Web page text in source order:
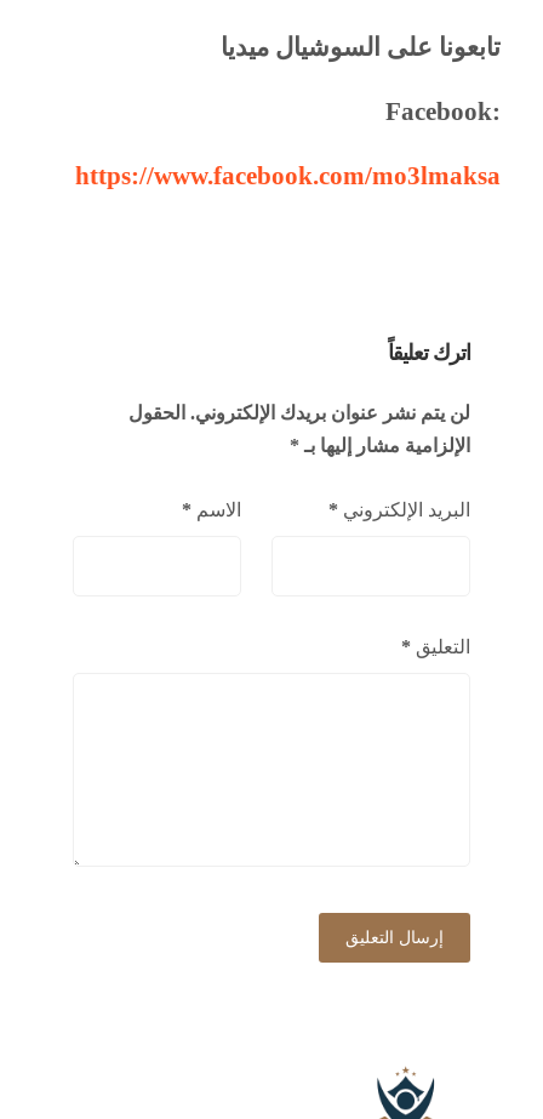
تابعونا على السوشيال ميديا
Facebook:
https://www.facebook.com/mo3lmaksa
اترك تعليقاً
لن يتم نشر عنوان بريدك الإلكتروني. الحقول
الإلزامية مشار إليها بـ *
الاسم * البريد الإلكتروني *
التعليق *